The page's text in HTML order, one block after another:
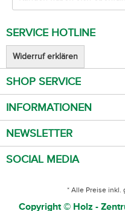
SERVICE HOTLINE
Widerruf erklären
SHOP SERVICE
INFORMATIONEN
NEWSLETTER
SOCIAL MEDIA
* Alle Preise inkl.
Copyright © Holz -